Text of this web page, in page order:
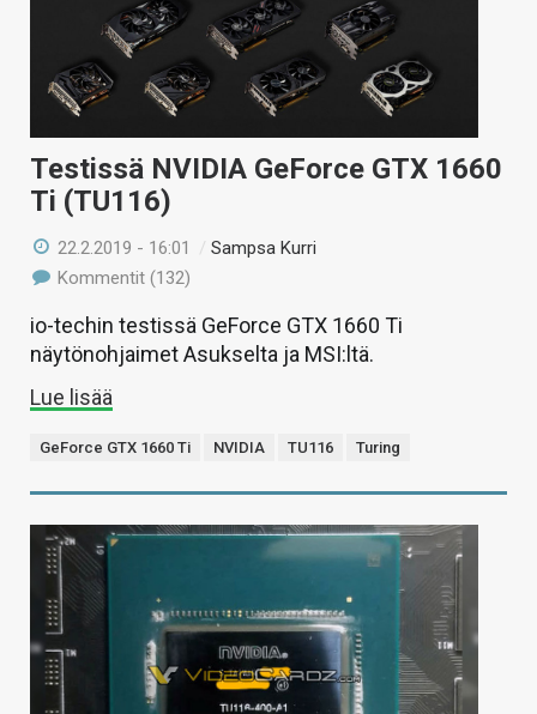
VAIHDA TEEMA
HAKU
Testissä NVIDIA GeForce GTX 1660
Ti (TU116)
22.2.2019 - 16:01 /Sampsa Kurri
Kommentit (132)
io-techin testissä GeForce GTX 1660 Ti
näytönohjaimet Asukselta ja MSI:ltä.
Lue lisää
GeForce GTX 1660 Ti NVIDIA TU116 Turing